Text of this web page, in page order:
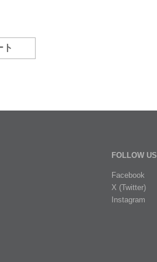
ト
FOLLOW US
Facebook
X (Twitter)
Instagram